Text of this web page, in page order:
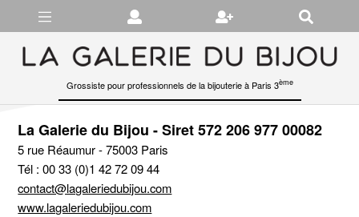
Grossiste pour professionnels de la bijouterie à Paris 3ème
La Galerie du Bijou - Siret 572 206 977 00082
5 rue Réaumur - 75003 Paris
Tél : 00 33 (0)1 42 72 09 44
contact@lagaleriedubijou.com
www.lagaleriedubijou.com
Gérer les préférences en matière de cookies